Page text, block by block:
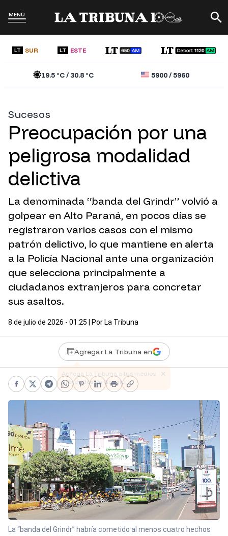
MENÚ
LT SUR LT ESTE
19.5°C /30.8°C 5900/5960
Sucesos
Preocupación por una
peligrosa modalidad
delictiva
La denominada “banda del Grindr” volvió a
golpear en Alto Paraná, en pocos días se
registraron varios casos con el mismo
patrón delictivo, lo que mantiene en alerta
a la Policía Nacional ante una organización
que selecciona principalmente a
ciudadanos extranjeros para concretar
sus asaltos.
8 de julio de 2026 - 01:25 | Por La Tribuna
Agregar La Tribuna en
Facebook
X Telegram
WhatsApp
Pinterest
LinkedIn
PrintCopy link
La “banda del Grindr” habría cometido al menos cuatro hechos